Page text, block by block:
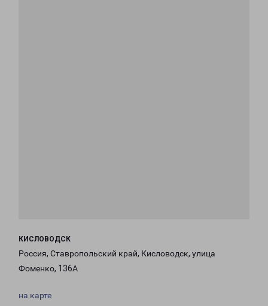
КИСЛОВОДСК
Россия, Ставропольский край, Кисловодск, улица
Фоменко, 136А
на карте